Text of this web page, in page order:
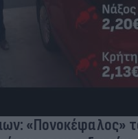
στην
στο γήπεδο της